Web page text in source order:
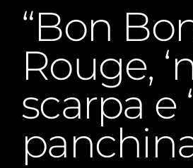
“Bon
Rouge,
scarpa e